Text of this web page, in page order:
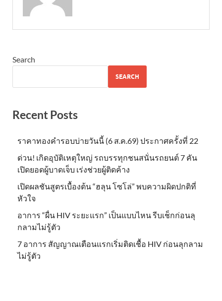
Search
SEARCH
Recent Posts
ราคาทองคำรอบบ่ายวันนี้ (6 ส.ค.69) ประกาศครั้งที่ 22
ด่วน! เกิดอุบัติเหตุใหญ่ รถบรรทุกชนสนั่นรถยนต์ 7 คัน
เปิดยอดผู้บาดเจ็บ เร่งช่วยผู้ติดค้าง
เปิดผลชันสูตรเบื้องต้น “ฮลุน โซโล่” พบความผิดปกติที่
หัวใจ
อาการ “ผื่น HIV ระยะแรก” เป็นแบบไหน รีบเช็กก่อนลุ
กลามไม่รู้ตัว
7 อาการ สัญญาณเตือนแรกเริ่มติดเชื้อ HIV ก่อนลุกลาม
ไม่รู้ตัว